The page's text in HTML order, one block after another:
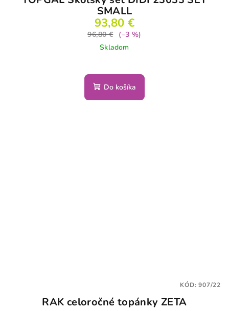
SMALL
93,80 €
96,80 €
(–3 %)
Skladom
Do košíka
RAK celoročné topánky ZETA
KÓD:907/22